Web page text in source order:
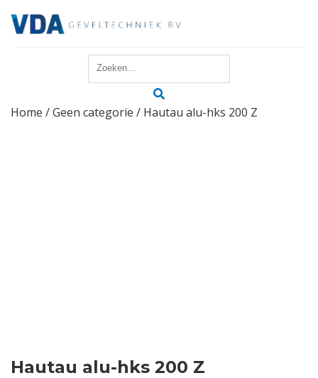
Reparatie
Home /Geen categorie / Hautau alu-hks 200 Z
Hautau alu-hks 200 Z